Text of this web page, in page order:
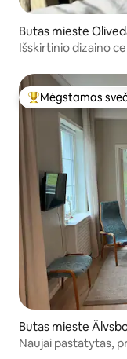
Butas mieste
Išskirtinio dizaino
Svečių
Mėgstamas
Butas mieste
Naujai pastatytas,